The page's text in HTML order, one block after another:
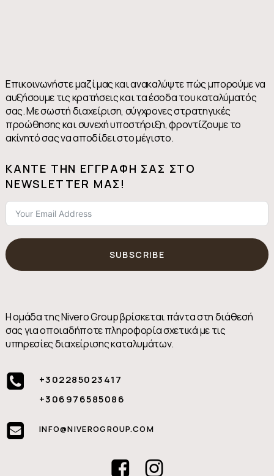
Επικοινωνήστε μαζί μας και ανακαλύψτε πώς μπορούμε να
αυξήσουμε τις κρατήσεις και τα έσοδα του καταλύματός
σας. Με σωστή διαχείριση, σύγχρονες στρατηγικές
προώθησης και συνεχή υποστήριξη, φροντίζουμε το
ακίνητό σας να αποδίδει στο μέγιστο.
KΆΝΤΕ ΤΗΝ ΕΓΓΡΑΦΉ ΣΑΣ ΣΤΟ
NEWSLETTER ΜΑΣ!
SUBSCRIBE
Η ομάδα της Nivero Group βρίσκεται πάντα στη διάθεσή
σας για οποιαδήποτε πληροφορία σχετικά με τις
υπηρεσίες διαχείρισης καταλυμάτων.
+302285023417
+306976585086
INFO@NIVEROGROUP.COM